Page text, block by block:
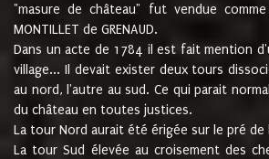
"masure de château" fut vendue
MONTILLET de GRENAUD.
Dans un acte de 1784 il est fait mention
village... Il devait exister deux tours
au nord, l'autre au sud. Ce qui parait
du château en toutes justices.
La tour Nord aurait été érigée sur le pré de
La tour Sud élevée au croisement des